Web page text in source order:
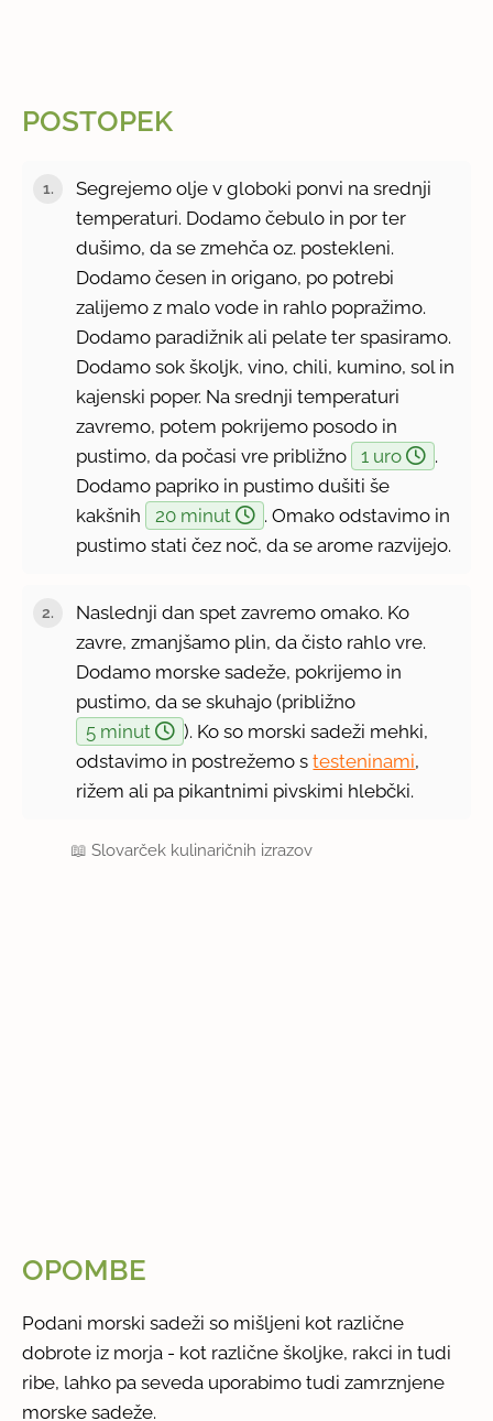
POSTOPEK
Segrejemo olje v globoki ponvi na srednji
temperaturi. Dodamo čebulo in por ter
dušimo, da se zmehča oz. postekleni.
Dodamo česen in origano, po potrebi
zalijemo z malo vode in rahlo popražimo.
Dodamo paradižnik ali pelate ter spasiramo.
Dodamo sok školjk, vino, chili, kumino, sol in
kajenski poper. Na srednji temperaturi
zavremo, potem pokrijemo posodo in
pustimo, da počasi vre približno
1 uro
.
Dodamo papriko in pustimo dušiti še
kakšnih
20 minut
. Omako odstavimo in
pustimo stati čez noč, da se arome razvijejo.
Naslednji dan spet zavremo omako. Ko
zavre, zmanjšamo plin, da čisto rahlo vre.
Dodamo morske sadeže, pokrijemo in
pustimo, da se skuhajo (približno
5 minut
). Ko so morski sadeži mehki,
odstavimo in postrežemo stesteninami,
rižem ali pa pikantnimi pivskimi hlebčki.
📖Slovarček kulinaričnih izrazov
OPOMBE
Podani morski sadeži so mišljeni kot različne
dobrote iz morja - kot različne školjke, rakci in tudi
ribe, lahko pa seveda uporabimo tudi zamrznjene
morske sadeže.